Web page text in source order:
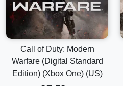
Call of Duty: Modern
Warfare (Digital Standard
Edition) (Xbox One) (US)